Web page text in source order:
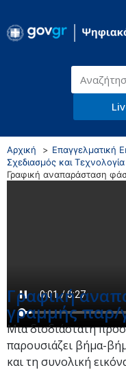
Αρχική
Επαγγελματική
Σχεδιασμός και Τεχνολογία
Γραφική αναπαράσταση
Γραφική
γραμμής παρ/
Μια δισδιάστατη
παρουσιάζει βήμα-
και τη συνολική